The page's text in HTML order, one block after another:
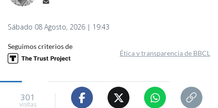
Sábado 08 Agosto, 2026 | 19:43
Seguimos criterios de
Ética y transparencia de BBCL
301
visitas